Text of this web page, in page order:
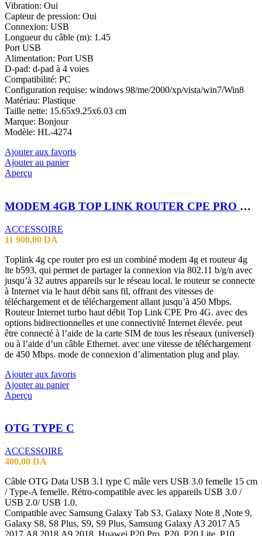
Vibration: Oui
Capteur de pression: Oui
Connexion: USB
Longueur du câble (m): 1.45
Port USB
Alimentation: Port USB
D-pad: d-pad à 4 voies
Compatibilité: PC
Configuration requise: windows 98/me/2000/xp/vista/win7/Win8
Matériau: Plastique
Taille nette: 15.65x9.25x6.03 cm
Marque: Bonjour
Modèle: HL-4274
Ajouter aux favoris
Ajouter au panier
Aperçu
MODEM 4GB TOP LINK ROUTER CPE PRO WIFI 6 UP TO 32 USER
ACCESSOIRE
11 900,00 DA
Toplink 4g cpe router pro est un combiné modem 4g et routeur 4g
lte b593, qui permet de partager la connexion via 802.11 b/g/n avec
jusqu’à 32 autres appareils sur le réseau local. le routeur se connecte
à Internet via le haut débit sans fil, offrant des vitesses de
téléchargement et de téléchargement allant jusqu’à 450 Mbps.
Routeur Internet turbo haut débit Top Link CPE Pro 4G. avec des
options bidirectionnelles et une connectivité Internet élevée. peut
être connecté à l’aide de la carte SIM de tous les réseaux (universel)
ou à l’aide d’un câble Ethernet. avec une vitesse de téléchargement
de 450 Mbps. mode de connexion d’alimentation plug and play.
Ajouter aux favoris
Ajouter au panier
Aperçu
OTG TYPE C
ACCESSOIRE
400,00 DA
Câble OTG Data USB 3.1 type C mâle vers USB 3.0 femelle 15 cm
/ Type-A femelle. Rétro-compatible avec les appareils USB 3.0 /
USB 2.0/ USB 1.0.
Compatible avec Samsung Galaxy Tab S3, Galaxy Note 8 ,Note 9,
Galaxy S8, S8 Plus, S9, S9 Plus, Samsung Galaxy A3 2017 A5